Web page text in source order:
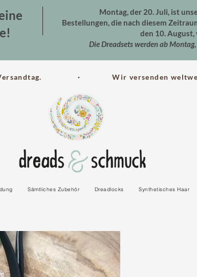
Montag, der 20. Juli, ist
Bestellungen, die nach diesem
den 10. August,
Die Dreadsets werden ab
Versandtag. · Wir versenden
Sämtliches Zubehör Dreadlocks Synthetisches Haar